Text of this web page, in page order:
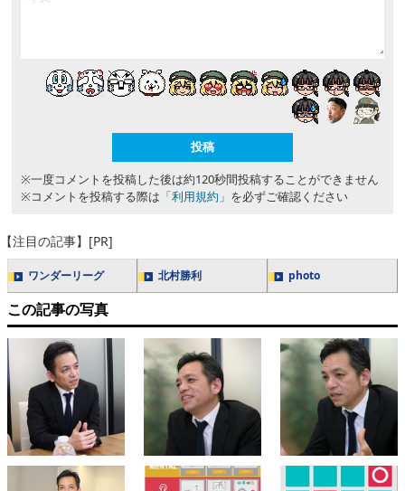
※一度コメントを投稿した後は約120秒間投稿することができません
※コメントを投稿する際は 「利用規約」 を必ずご確認ください
【注目の記事】[PR]
ワンダーリーグ 北村勝利 photo
この記事の写真